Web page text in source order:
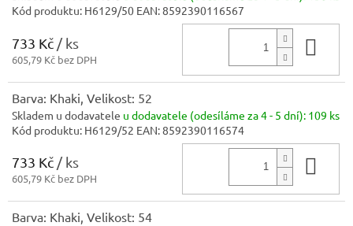
Kód produktu: H6129/50 EAN:8592390116567
733 Kč / ks
605,79 Kč bez DPH
Barva: Khaki, Velikost: 52
Skladem u dodavatele u dodavatele (odesíláme za 4 - 5 dní): 109 ks
Kód produktu: H6129/52 EAN:8592390116574
733 Kč / ks
605,79 Kč bez DPH
Barva: Khaki, Velikost: 54